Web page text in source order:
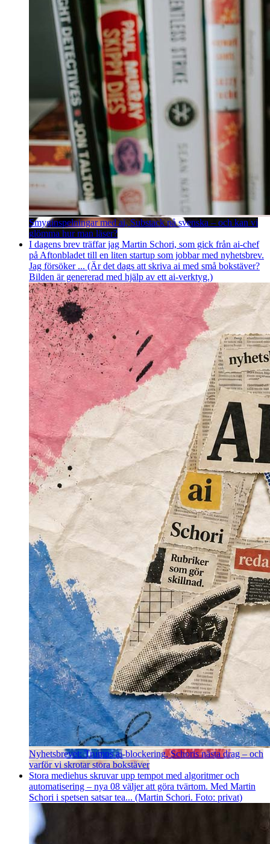
Smyginspelningar med ai, Substack på svenska – och kan vi
glömma hur man läser?
I dagens brev träffar jag Martin Schori, som gick från ai-chef
på Aftonbladet till en liten startup som jobbar med nyhetsbrev.
Jag försöker ... (Är det dags att skriva ai med små bokstäver?
Bilden är genererad med hjälp av ett ai-verktyg.)
Nyhetsbrevet: Trumps ai-blockering, Schoris nästa drag – och
varför vi skrotar stora bokstäver
Stora mediehus skruvar upp tempot med algoritmer och
automatisering – nya 08 väljer att göra tvärtom. Med Martin
Schori i spetsen satsar tea... (Martin Schori. Foto: privat)